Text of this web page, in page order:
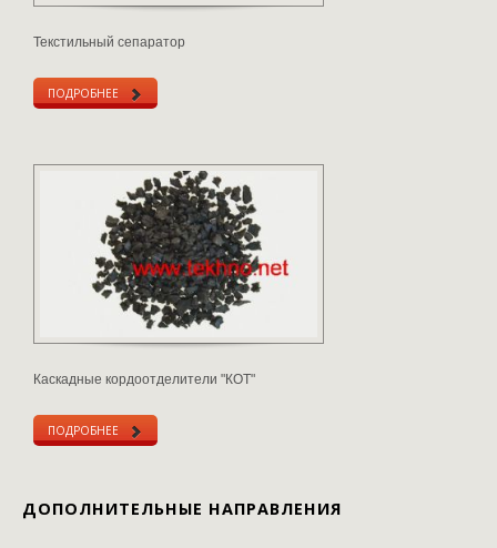
Текстильный сепаратор
ПОДРОБНЕЕ
Каскадные кордоотделители "КОТ"
ПОДРОБНЕЕ
ДОПОЛНИТЕЛЬНЫЕ НАПРАВЛЕНИЯ